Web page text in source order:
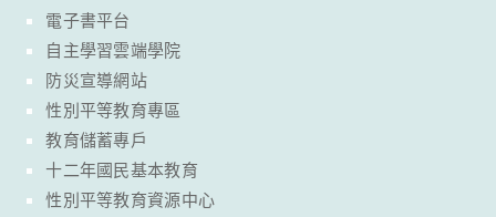
電子書平台
自主學習雲端學院
防災宣導網站
性別平等教育專區
教育儲蓄專戶
十二年國民基本教育
性別平等教育資源中心